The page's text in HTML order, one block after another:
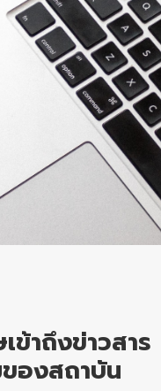
ข้าถึงข่าวสาร
องสถาบัน